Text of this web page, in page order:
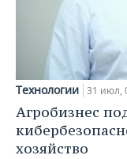
Технологии 31 июл,
Агробизнес
хозяйство